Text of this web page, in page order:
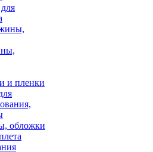
и пленки
обложки